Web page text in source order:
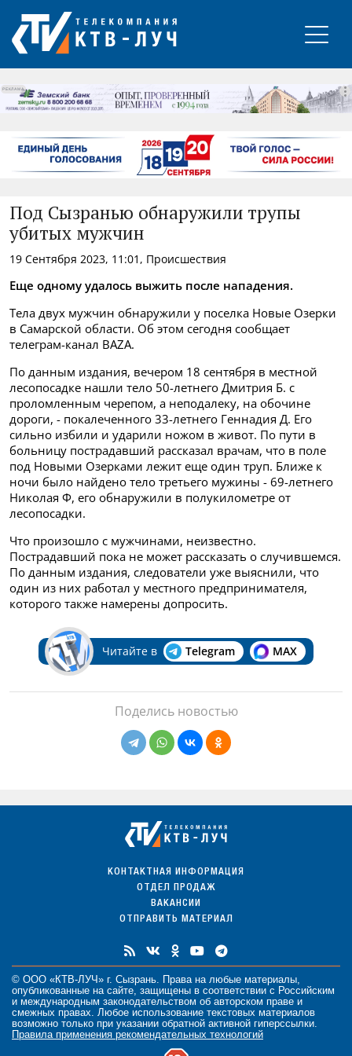
РЕКЛАМА
Под Сызранью обнаружили трупы
убитых мужчин
19 Сентября 2023, 11:01, Происшествия
Еще одному удалось выжить после нападения.
Тела двух мужчин обнаружили у поселка Новые Озерки
в Самарской области. Об этом сегодня сообщает
телеграм-канал BAZA.
По данным издания, вечером 18 сентября в местной
лесопосадке нашли тело 50-летнего Дмитрия Б. с
проломленным черепом, а неподалеку, на обочине
дороги, - покалеченного 33-летнего Геннадия Д. Его
сильно избили и ударили ножом в живот. По пути в
больницу пострадавший рассказал врачам, что в поле
под Новыми Озерками лежит еще один труп. Ближе к
ночи было найдено тело третьего мужины - 69-летнего
Николая Ф, его обнаружили в полукилометре от
лесопосадки.
Что произошло с мужчинами, неизвестно.
Пострадавший пока не может рассказать о случившемся.
По данным издания, следователи уже выяснили, что
один из них работал у местного предпринимателя,
которого также намерены допросить.
Читайте в Telegram MAX
Поделись новостью
КОНТАКТНАЯ ИНФОРМАЦИЯ
ОТДЕЛ ПРОДАЖ
ВАКАНСИИ
ОТПРАВИТЬ МАТЕРИАЛ
© ООО «КТВ-ЛУЧ» г. Сызрань. Права на любые материалы
опубликованные на сайте, защищены в соответствии с Российским
и международным законодательством об авторском праве и
смежных правах. Любое использование текстовых материалов
возможно только при указании обратной активной гиперссылки.
Правила применения рекомендательных технологий